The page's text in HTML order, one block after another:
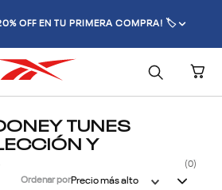
OFF EN TU PRIMERA COMPRA! 🏷️
TUNES
Y
0
Ordenar porPrecio más alto